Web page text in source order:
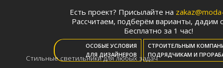
Есть проект? Присылайте на
Рассчитаем, подберём варианты, дадим
Бесплатно за 1 час!
ОСОБЫЕ УСЛОВИЯ
ДЛЯ ДИЗАЙНЕРОВ
СТРОИТЕЛЬНЫМ
ПОДРЯДЧИКАМ И
Стильные светильники для любых задач